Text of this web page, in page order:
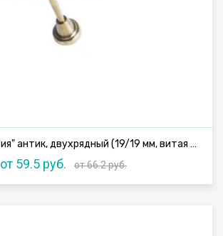
Карниз "Византия" антик, двухрядный (19/19 мм, витая труба)
от 59.5 руб. от 66.2 руб.